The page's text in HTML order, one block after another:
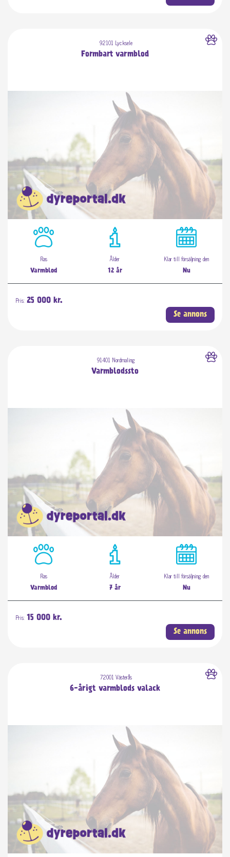
92101 Lycksele
Formbart varmblod
Ras
Varmblod
Ålder
12 år
Klar till försäljning den
Nu
Pris: 25 000 kr.
Se annons
91401 Nordmaling
Varmblodssto
Ras
Varmblod
Ålder
7 år
Klar till försäljning den
Nu
Pris: 15 000 kr.
Se annons
72001 Västerås
6-årigt varmblods valack